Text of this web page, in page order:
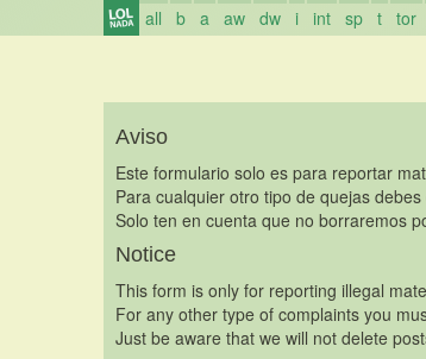
all b a aw dw i int sp t tor
Aviso
Este formulario solo es para reportar
Para cualquier otro tipo de quejas
Solo ten en cuenta que no borraremos
Notice
This form is only for reporting illegal
For any other type of complaints you
Just be aware that we will not delete